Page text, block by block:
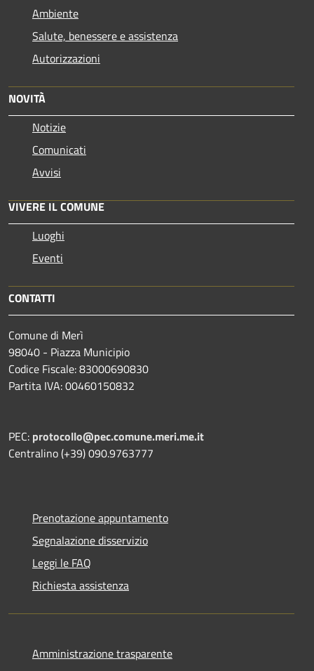
Ambiente
Salute, benessere e assistenza
Autorizzazioni
NOVITÀ
Notizie
Comunicati
Avvisi
VIVERE IL COMUNE
Luoghi
Eventi
CONTATTI
Comune di Merì
98040 - Piazza Municipio
Codice Fiscale: 83000690830
Partita IVA: 00460150832
PEC: protocollo@pec.comune.meri.me.it
Centralino (+39) 090.9763777
Prenotazione appuntamento
Segnalazione disservizio
Leggi le FAQ
Richiesta assistenza
Amministrazione trasparente